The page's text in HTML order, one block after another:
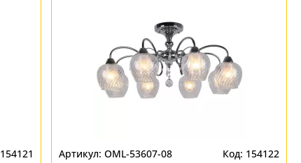
154121 OML-53607-08 154122